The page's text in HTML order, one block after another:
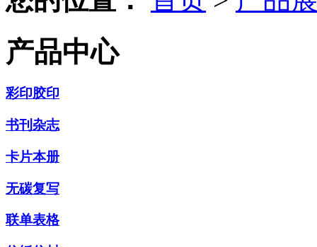
产品中心
彩印胶印
书刊杂志
卡片本册
无碳复写
联单表格